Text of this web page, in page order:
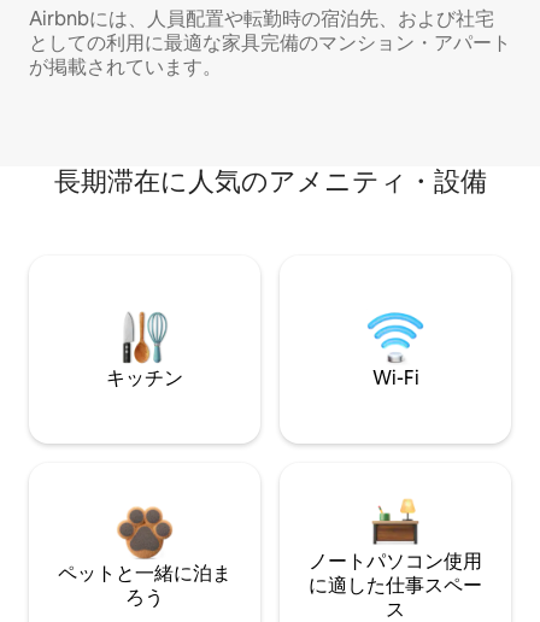
Airbnbには、人員配置や転勤時の宿泊先、および社宅
としての利用に最適な家具完備のマンション・アパート
が掲載されています。
長期滞在に人気のアメニティ・設備
キッチン Wi-Fi
ペットと一緒に泊ま
ろう
ノートパソコン使用
に適した仕事スペー
ス